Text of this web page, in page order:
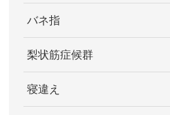
バネ指
梨状筋症候群
寝違え